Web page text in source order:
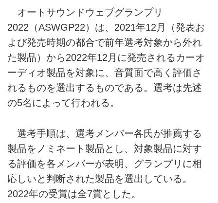
オートサウンドウェブグランプリ
2022（ASWGP22）は、2021年12月（発表お
よび発売時期の都合で前年選考対象から外れ
た製品）から2022年12月に発売されるカーオ
ーディオ製品を対象に、音質面で高く評価さ
れるものを選出するものである。選考は先述
の5名によって行われる。
選考手順は、選考メンバー各氏が推薦する
製品をノミネート製品とし、対象製品に対す
る評価を各メンバーが表明、グランプリに相
応しいと判断された製品を選出している。
2022年の受賞は全7賞とした。